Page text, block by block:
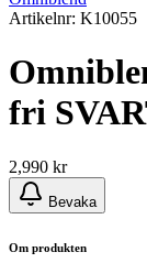
Artikelnr: K10055
fri
2,990 kr
Bevaka
Om produkten